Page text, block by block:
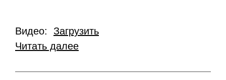
Видео: Загрузить
Читать далее